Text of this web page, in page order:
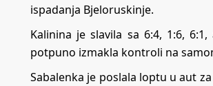
ispadanja Bjeloruskinje.
Kalinina je slavila sa 6:4, 1:6,
potpuno izmakla kontroli na
Sabalenka je poslala loptu u aut